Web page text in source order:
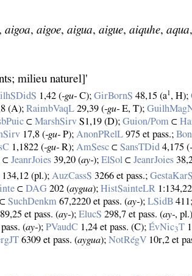
, aigoa, aigoe, aigua, aigue, aiquhe, aqua,
milieu naturel]'
1,42 (‑gu‑ C);GirBornS 48,15 (a1 , H);
(A);RaimbVaqL 29,39 (‑gu‑ E, T);
⊂MarshSirv S1,19 (D);Guion/Pom ⊂
17,8 (‑gu‑ P);AnonPRelL 975 et pass.;
1,1822 (‑gu‑ R);AmSesc ⊂SansTDid 4,175 (
⊂JeanrJoies 39,20 (ay‑);ElSol ⊂JeanrJoies
134,12 (pl.);AuzCassS 3266 et pass.;GestaKarS
⊂DAG 202 (aygua);HistSainteLR
⊂SuchDenkm 67,2220 et pass. (ay‑);LSidB
et pass. (ay‑);ElucS 298,7 et pass. (ay‑,
(ay‑);PVaudC 1,24 et pass. (C);ÉvNic3T
6309 et pass. (aygua);NotRégV 10r,2 et